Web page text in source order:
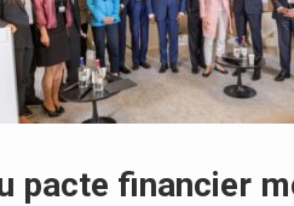
pacte financier